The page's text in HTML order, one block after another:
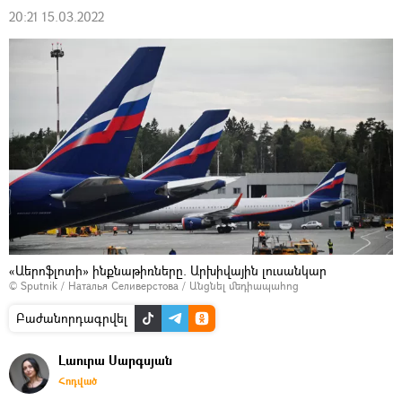
20:21 15.03.2022
«Աերոֆլոտի» ինքնաթիռները. Արխիվային լուսանկար
© Sputnik / Наталья Селиверстова / Անցնել մեդիապահոց
Բաժանորդագրվել
Լաուրա Սարգսյան
Հոդված